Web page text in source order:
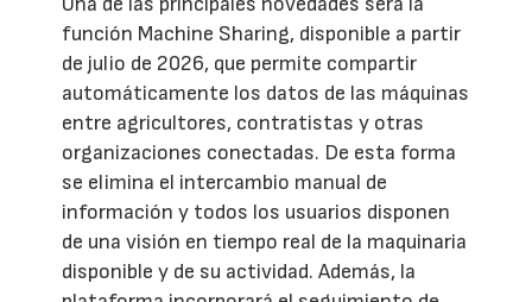
función Machine Sharing, disponible a partir
de julio de 2026, que permite compartir
automáticamente los datos de las máquinas
entre agricultores, contratistas y otras
organizaciones conectadas. De esta forma
se elimina el intercambio manual de
información y todos los usuarios disponen
de una visión en tiempo real de la maquinaria
disponible y de su actividad. Además, la